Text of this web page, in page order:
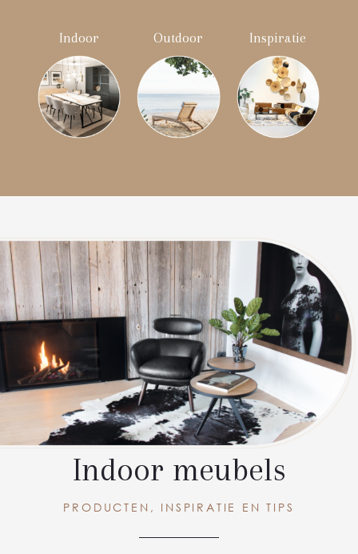
Indoor Outdoor Inspiratie
Indoor meubels
PRODUCTEN, INSPIRATIE EN TIPS